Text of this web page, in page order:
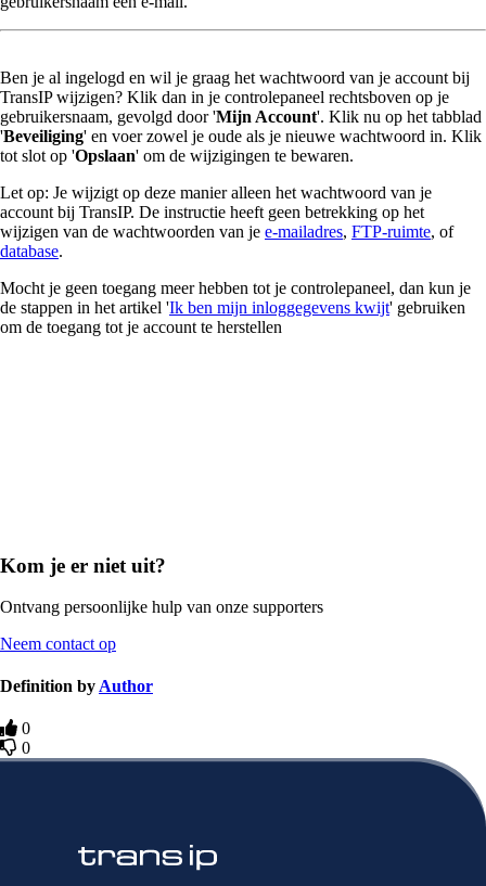
Ben je al ingelogd en wil je graag het wachtwoord van je account bij
TransIP wijzigen? Klik dan in je controlepaneel rechtsboven op je
gebruikersnaam, gevolgd door 'Mijn Account'. Klik nu op het tabblad
'Beveiliging' en voer zowel je oude als je nieuwe wachtwoord in. Klik
tot slot op 'Opslaan' om de wijzigingen te bewaren.
Let op: Je wijzigt op deze manier alleen het wachtwoord van je
account bij TransIP. De instructie heeft geen betrekking op het
wijzigen van de wachtwoorden van je e-mailadres, FTP-ruimte, of
database.
Mocht je geen toegang meer hebben tot je controlepaneel, dan kun je
de stappen in het artikel 'Ik ben mijn inloggegevens kwijt' gebruiken
om de toegang tot je account te herstellen
Kom je er niet uit?
Ontvang persoonlijke hulp van onze supporters
Neem contact op
Definition by Author
0
0